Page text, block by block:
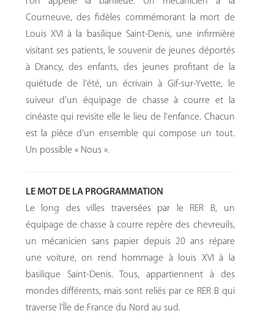
Courneuve, des fidèles commémorant la mort de
Louis XVI à la basilique Saint-Denis, une infirmière
visitant ses patients, le souvenir de jeunes déportés
à Drancy, des enfants, des jeunes profitant de la
quiétude de l'été, un écrivain à Gif-sur-Yvette, le
suiveur d'un équipage de chasse à courre et la
cinéaste qui revisite elle le lieu de l'enfance. Chacun
est la pièce d'un ensemble qui compose un tout.
Un possible « Nous ».
LE MOT DE LA PROGRAMMATION
Le long des villes traversées par le RER B, un
équipage de chasse à courre repère des chevreuils,
un mécanicien sans papier depuis 20 ans répare
une voiture, on rend hommage à louis XVI à la
basilique Saint-Denis. Tous, appartiennent à des
mondes différents, mais sont reliés par ce RER B qui
traverse l’Île de France du Nord au sud.